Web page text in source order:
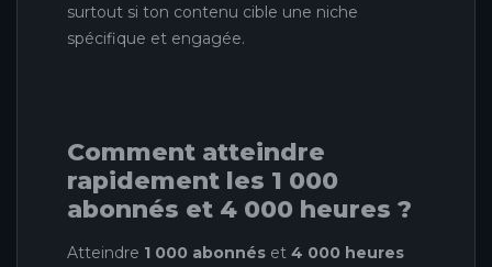
surtout si ton contenu cible une niche
spécifique et engagée.
Comment atteindre
rapidement les 1 000
abonnés et 4 000 heures ?
Atteindre 1 000 abonnés et 4 000 heures